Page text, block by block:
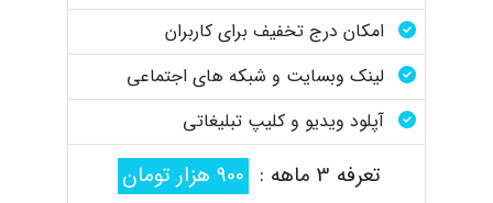
امکان درج تخفیف برای کاربران
لینک وبسایت و شبکه های اجتماعی
آپلود ویدیو و کلیپ تبلیغاتی
تعرفه 3 ماهه : 900 هزار تومان